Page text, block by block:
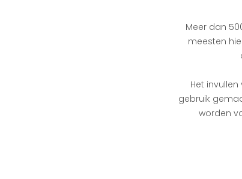
Meer dan
meesten
Het
gebruik
worden